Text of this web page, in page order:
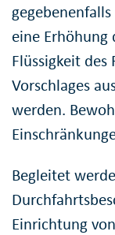
eine Erhöhung
Flüssigkeit des
Vorschlages
werden.
Begleitet
Einrichtung